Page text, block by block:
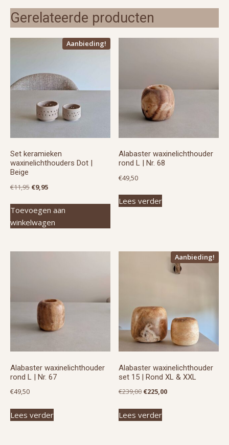
Gerelateerde producten
Aanbieding!
Set keramieken
waxinelichthouders Dot |
Beige
€11,95 Oorspronkelijke
was:
€11,95.
€9,95Huidige
is:
€9,95.
Toevoegen aan
winkelwagen
Alabaster waxinelichthouder
rond L | Nr. 68
€49,50
Lees verder
Alabaster waxinelichthouder
rond L | Nr. 67
€49,50
Lees verder
Aanbieding!
Alabaster waxinelichthouder
set 15 | Rond XL & XXL
€239,00 Oorspronkelijke
was:
€225,00Huidige
Lees verder